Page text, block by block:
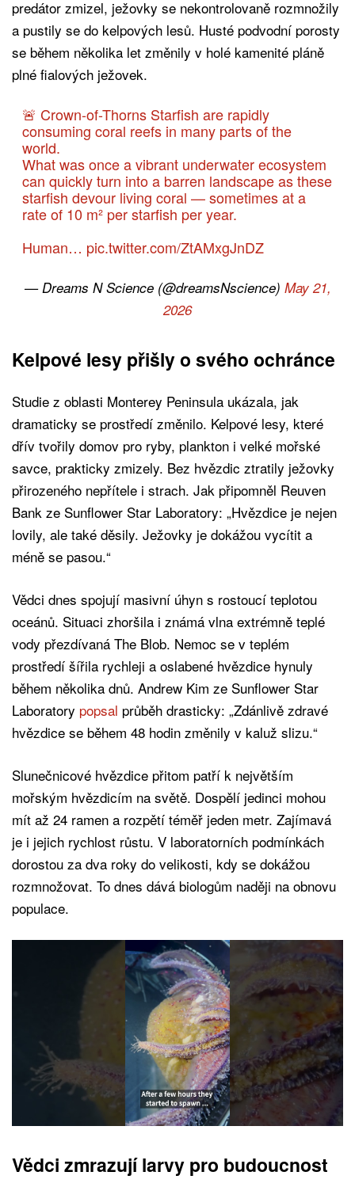
predátor zmizel, ježovky se nekontrolovaně rozmnožily
a pustily se do kelpových lesů. Husté podvodní porosty
se během několika let změnily v holé kamenité pláně
plné fialových ježovek.
🚨 Crown-of-Thorns Starfish are rapidly
consuming coral reefs in many parts of the
world.
What was once a vibrant underwater ecosystem
can quickly turn into a barren landscape as these
starfish devour living coral — sometimes at a
rate of 10 m² per starfish per year.
Human… pic.twitter.com/ZtAMxgJnDZ
— Dreams N Science (@dreamsNscience) May 21,
2026
Kelpové lesy přišly o svého ochránce
Studie z oblasti Monterey Peninsula ukázala, jak
dramaticky se prostředí změnilo. Kelpové lesy, které
dřív tvořily domov pro ryby, plankton i velké mořské
savce, prakticky zmizely. Bez hvězdic ztratily ježovky
přirozeného nepřítele i strach. Jak připomněl Reuven
Bank ze Sunflower Star Laboratory: „Hvězdice je nejen
lovily, ale také děsily. Ježovky je dokážou vycítit a
méně se pasou.“
Vědci dnes spojují masivní úhyn s rostoucí teplotou
oceánů. Situaci zhoršila i známá vlna extrémně teplé
vody přezdívaná The Blob. Nemoc se v teplém
prostředí šířila rychleji a oslabené hvězdice hynuly
během několika dnů. Andrew Kim ze Sunflower Star
Laboratory popsal průběh drasticky: „Zdánlivě zdravé
hvězdice se během 48 hodin změnily v kaluž slizu.“
Slunečnicové hvězdice přitom patří k největším
mořským hvězdicím na světě. Dospělí jedinci mohou
mít až 24 ramen a rozpětí téměř jeden metr. Zajímavá
je i jejich rychlost růstu. V laboratorních podmínkách
dorostou za dva roky do velikosti, kdy se dokážou
rozmnožovat. To dnes dává biologům naději na obnovu
populace.
Vědci zmrazují larvy pro budoucnost